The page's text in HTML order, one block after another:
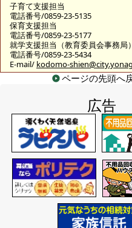
子育て支援担当
電話番号/0859-23-5135
保育支援担当
電話番号/0859-23-5177
就学支援担当（教育委員会事務局）
電話番号/0859-23-5434
E-mail/ kodomo-
ページの先頭へ
広告